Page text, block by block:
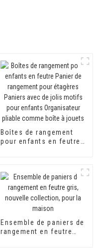
Boîtes de rangement
pour enfants en feutre
pour enfants
Organisateur pliable
comme boîte à jouets
Ensemble de paniers de
rangement en feutre